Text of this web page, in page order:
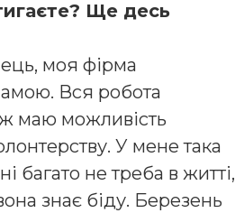
Ще десь
моя фірма
Вся робота
маю можливість
У мене така
багато не треба в житті,
знає біду. Березень